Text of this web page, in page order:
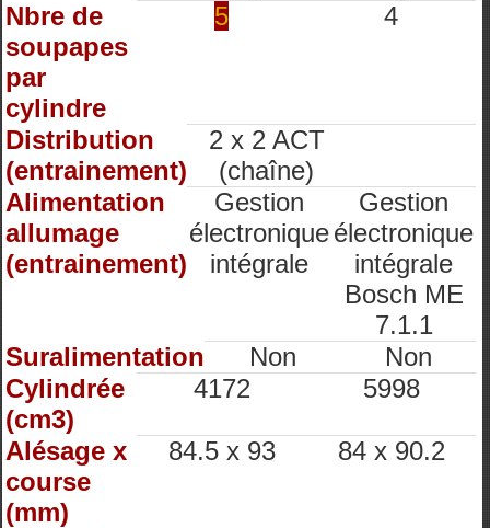
Nbre de
soupapes
par
cylindre
5 4
Distribution
(entrainement)
2 x 2 ACT
(chaîne)
Alimentation
allumage
(entrainement)
Gestion
électronique
intégrale
Gestion
électronique
intégrale
Bosch ME
7.1.1
Suralimentation
Non
Non
Cylindrée
(cm3)
4172 5998
Alésage x
course
(mm)
84.5 x 93 84 x 90.2